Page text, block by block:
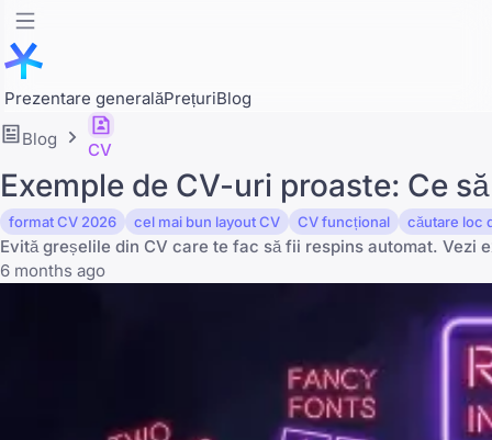
Prezentare generalăPrețuriBlog
Blog
CV
Exemple de CV-uri proaste: Ce
format CV 2026 cel mai bun layout CV CV funcțional căutare loc
Evită greșelile din CV care te fac să fii respins automat.
6 months ago